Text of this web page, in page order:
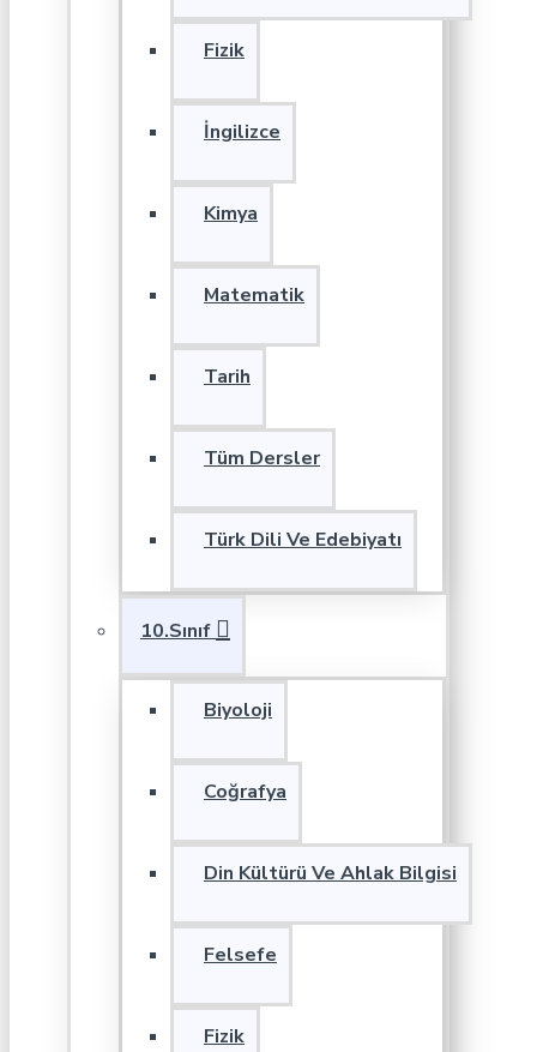
Fizik
İngilizce
Kimya
Matematik
Tarih
Tüm Dersler
Türk Dili Ve Edebiyatı
10.Sınıf
Biyoloji
Coğrafya
Din Kültürü Ve Ahlak Bilgisi
Felsefe
Fizik